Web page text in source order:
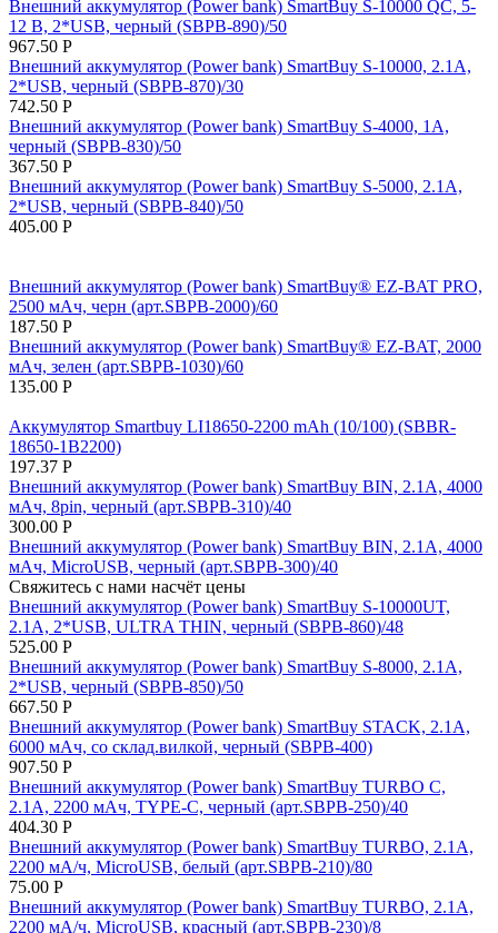
Внешний аккумулятор (Power bank) SmartBuy S-10000 QC, 5-
12 В, 2*USB, черный (SBPB-890)/50
967.50 Р
Внешний аккумулятор (Power bank) SmartBuy S-10000, 2.1A,
2*USB, черный (SBPB-870)/30
742.50 Р
Внешний аккумулятор (Power bank) SmartBuy S-4000, 1A,
черный (SBPB-830)/50
367.50 Р
Внешний аккумулятор (Power bank) SmartBuy S-5000, 2.1A,
2*USB, черный (SBPB-840)/50
405.00 Р
Внешний аккумулятор (Power bank) SmartBuy® EZ-BAT PRO,
2500 мАч, черн (арт.SBPB-2000)/60
187.50 Р
Внешний аккумулятор (Power bank) SmartBuy® EZ-BAT, 2000
мАч, зелен (арт.SBPB-1030)/60
135.00 Р
Аккумулятор Smartbuy LI18650-2200 mAh (10/100) (SBBR-
18650-1B2200)
197.37 Р
Внешний аккумулятор (Power bank) SmartBuy BIN, 2.1A, 4000
мАч, 8pin, черный (арт.SBPB-310)/40
300.00 Р
Внешний аккумулятор (Power bank) SmartBuy BIN, 2.1A, 4000
мАч, MicroUSB, черный (арт.SBPB-300)/40
Свяжитесь с нами насчёт цены
Внешний аккумулятор (Power bank) SmartBuy S-10000UT,
2.1A, 2*USB, ULTRA THIN, черный (SBPB-860)/48
525.00 Р
Внешний аккумулятор (Power bank) SmartBuy S-8000, 2.1A,
2*USB, черный (SBPB-850)/50
667.50 Р
Внешний аккумулятор (Power bank) SmartBuy STACK, 2.1A,
6000 мАч, со склад.вилкой, черный (SBPB-400)
907.50 Р
Внешний аккумулятор (Power bank) SmartBuy TURBO C,
2.1A, 2200 мАч, TYPE-C, черный (арт.SBPB-250)/40
404.30 Р
Внешний аккумулятор (Power bank) SmartBuy TURBO, 2.1A,
2200 мА/ч, MicroUSB, белый (арт.SBPB-210)/80
75.00 Р
Внешний аккумулятор (Power bank) SmartBuy TURBO, 2.1A,
2200 мА/ч, MicroUSB, красный (арт.SBPB-230)/8